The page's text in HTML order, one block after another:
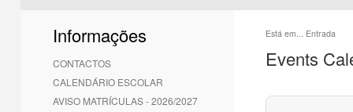
Informações
CONTACTOS
CALENDÁRIO ESCOLAR
AVISO MATRÍCULAS - 2026/2027
Está em... Entrada
Events